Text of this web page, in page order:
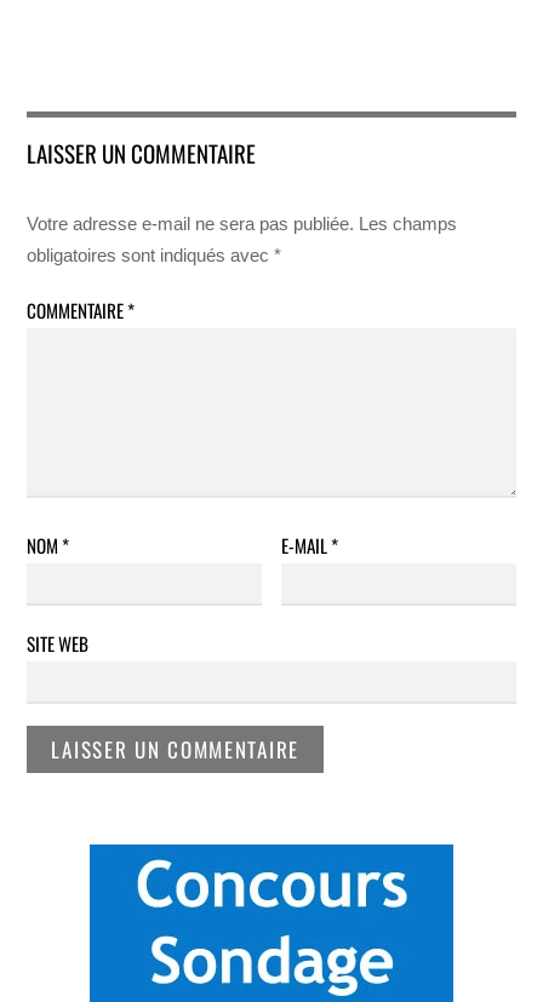
LAISSER UN COMMENTAIRE
Votre adresse e-mail ne sera pas publiée. Les champs
obligatoires sont indiqués avec*
COMMENTAIRE*
NOM* E-MAIL*
SITE WEB